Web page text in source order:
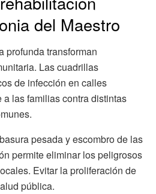
del Maestro
profunda transforman
Las cuadrillas
de infección en calles
las familias contra distintas
pesada y escombro de las
permite eliminar los peligrosos
Evitar la proliferación de
pública.